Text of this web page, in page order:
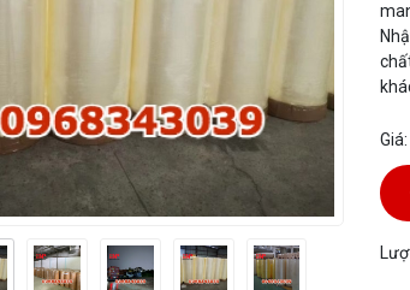
Giá: